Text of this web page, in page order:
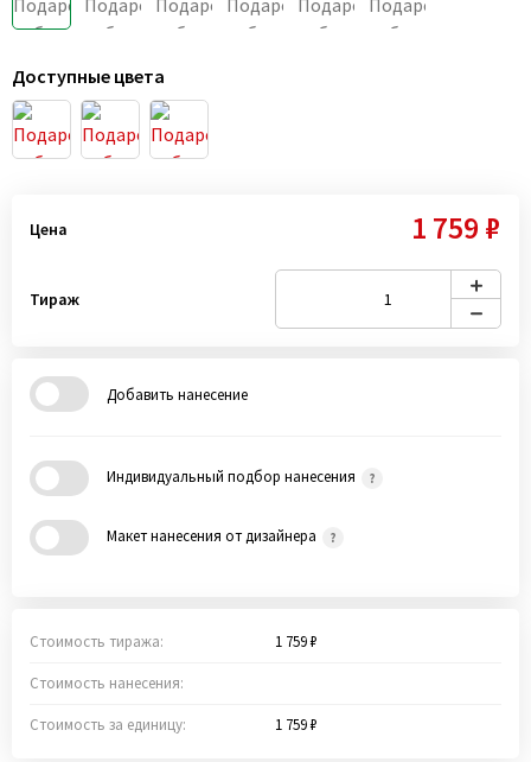
Доступные цвета
Цена 1 759 ₽
Тираж
Добавить нанесение
Индивидуальный подбор нанесения
Макет нанесения от дизайнера
Стоимость тиража: 1 759 ₽
Стоимость нанесения:
Стоимость за единицу: 1 759 ₽